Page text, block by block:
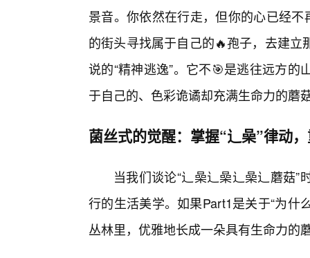
景音。你依然在行走，但你的心已经
的街头寻找属于自己的🔥孢子，去建
说的“精神逃逸”。它不🎯是逃往远方
于自己的、色彩诡谲却充满生命力的蘑
菌丝式的觉醒：掌握“辶喿”律动
当我们谈论“辶喿辶喿辶喿辶蘑菇
行的生活美学。如果Part1是关于“为什
丛林里，优雅地长成一朵具有生命力的